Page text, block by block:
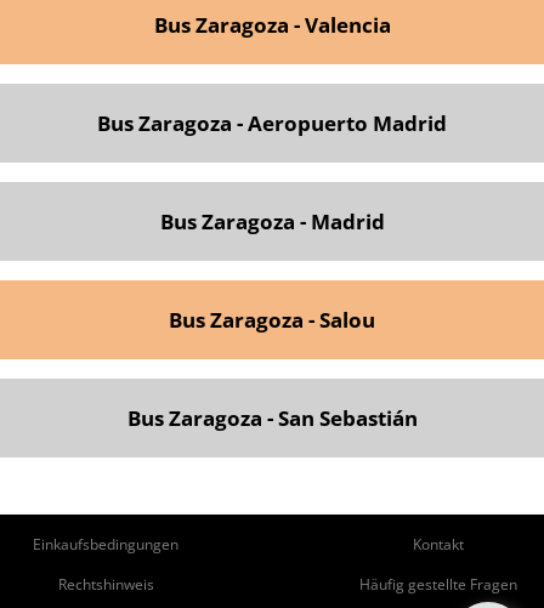
Bus Zaragoza - Valencia
Bus Zaragoza - Aeropuerto Madrid
Bus Zaragoza - Madrid
Bus Zaragoza - Salou
Bus Zaragoza - San Sebastián
Einkaufsbedingungen
Rechtshinweis
Kontakt
Häufig gestellte Fragen